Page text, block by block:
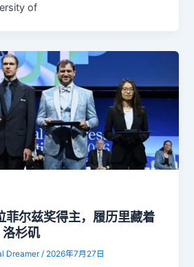
of
菲尔兹奖得主，履历里藏着
洛杉矶
Dreamer/ 2026年7月27日